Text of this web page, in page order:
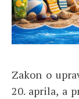
Zakon o
20. aprila, a